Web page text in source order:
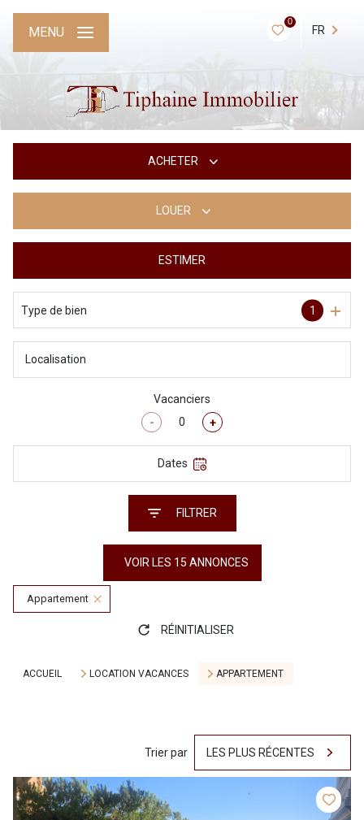
0
FR
MENU
ACHETER
LOUER
En saisonnier
ESTIMER
Type de bien 1
Vacanciers
-
+
Dates
FILTRER
VOIR LES 15 ANNONCES
Appartement
RÉINITIALISER
ACCUEIL LOCATION VACANCES APPARTEMENT
Trier par LES PLUS RÉCENTES